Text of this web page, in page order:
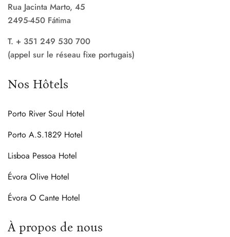
Rua Jacinta Marto, 45
2495-450 Fátima
T. + 351 249 530 700
(appel sur le réseau fixe portugais)
Nos Hôtels
Porto River Soul Hotel
Porto A.S.1829 Hotel
Lisboa Pessoa Hotel
Évora Olive Hotel
Évora O Cante Hotel
À propos de nous